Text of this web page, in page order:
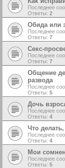
Последнее
Ответы: 2
Обида или
Последнее
Ответы: 7
Секс-
Последнее
Ответы: 7
Общение
развода
Последнее
Ответы: 5
Дочь
Последнее
Ответы: 4
Что
Последнее
Ответы: 4
Мои
Последнее
Ответы: 5